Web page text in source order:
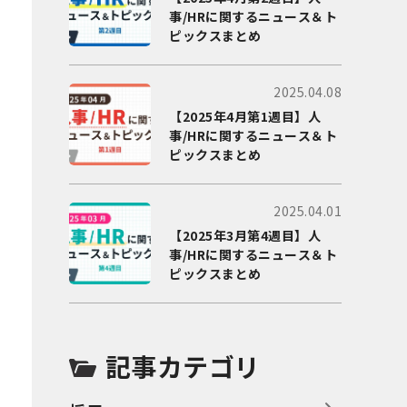
事/HRに関するニュース＆ト
ピックスまとめ
2025.04.08
【2025年4月第1週目】人
事/HRに関するニュース＆ト
ピックスまとめ
2025.04.01
【2025年3月第4週目】人
事/HRに関するニュース＆ト
ピックスまとめ
記事カテゴリ